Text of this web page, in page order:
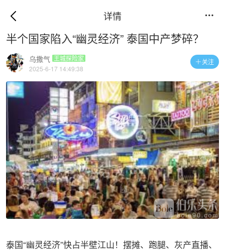
详情 
半个国家陷入“幽灵经济” 泰国中产梦碎？
关注
乌撒气 王城探险家
2025-6-17 14:49:38
泰国“幽灵经济”快占半壁江山！摆摊、跑腿、灰产直播、